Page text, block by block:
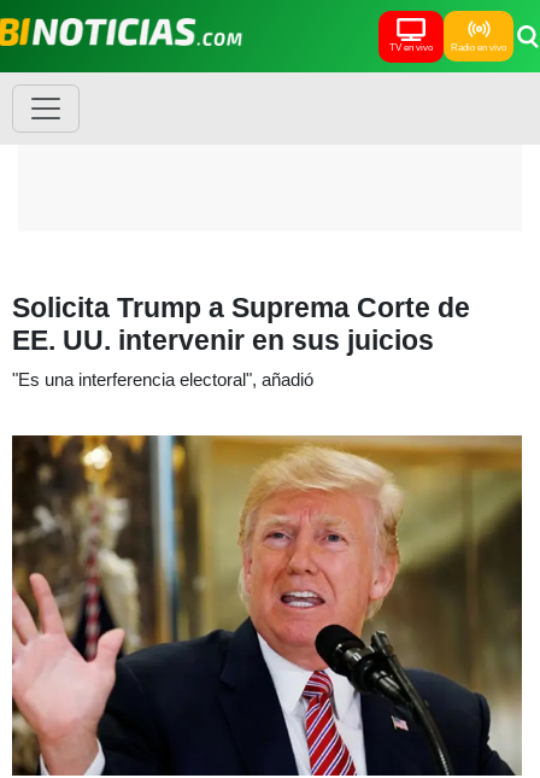
TV en vivo Radio en vivo
Solicita Trump a Suprema Corte de
EE. UU. intervenir en sus juicios
"Es una interferencia electoral", añadió